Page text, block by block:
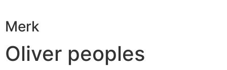
Merk
Oliver peoples